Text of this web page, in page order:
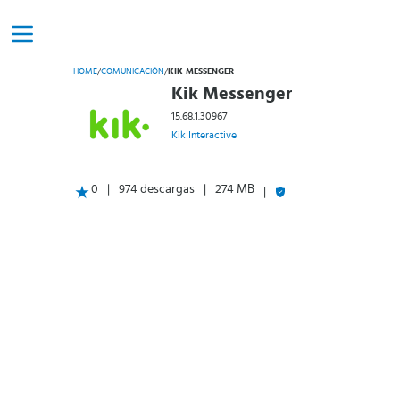
HOME/COMUNICACIÓN/ KIK MESSENGER
Kik Messenger
15.68.1.30967
Kik Interactive
0 974 descargas 274 MB